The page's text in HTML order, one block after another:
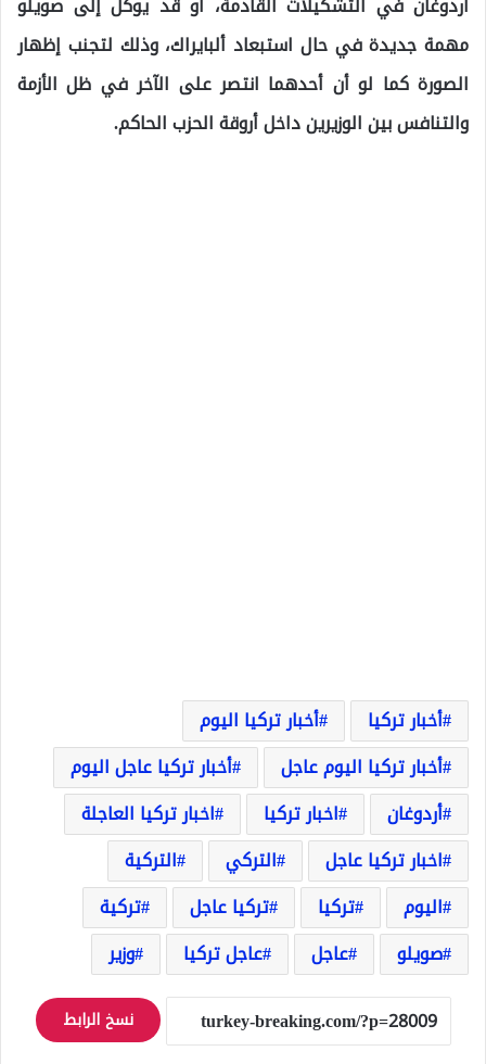
مهمة جديدة في حال استبعاد ألبايراك، وذلك لتجنب إظهار
الصورة كما لو أن أحدهما انتصر على الآخر في ظل الأزمة
والتنافس بين الوزيرين داخل أروقة الحزب الحاكم.
أخبار تركيا
أخبار تركيا اليوم
أخبار تركيا اليوم عاجل
أخبار تركيا عاجل اليوم
أردوغان
اخبار تركيا
اخبار تركيا العاجلة
اخبار تركيا عاجل
التركي
التركية
اليوم
تركيا تركيا عاجل
تركية
صويلو
عاجل عاجل تركيا وزير
نسخ الرابط